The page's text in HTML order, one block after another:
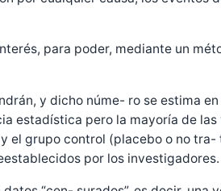
para poder, mediante un
y dicho núme- ro se estima
estadística pero la mayoría de
grupo control (placebo o no tra-
por los investigadores.